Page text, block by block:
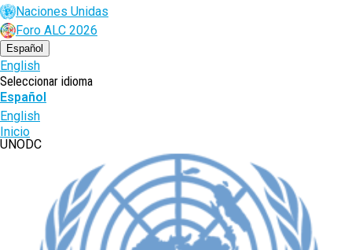
Naciones Unidas
Foro ALC 2026
Español
English
Seleccionar idioma
Español
English
Ruta
navegación
Inicio
UNODC